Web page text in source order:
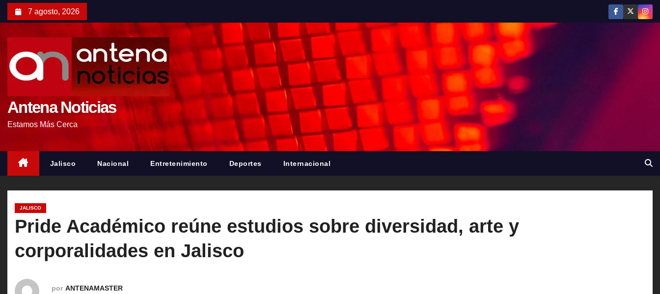
7 agosto, 2026
Antena Noticias
Estamos Más Cerca
Jalisco Nacional Entretenimiento Deportes Internacional
JALISCO
Pride Académico reúne estudios sobre diversidad, arte y
corporalidades en Jalisco
por ANTENAMASTER